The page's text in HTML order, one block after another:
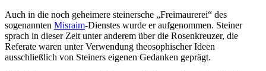
Auch in die noch geheimere steinersche „Freimaurerei“ des
sogenannten Misraim-Dienstes wurde er aufgenommen. Steiner
sprach in dieser Zeit unter anderem über die Rosenkreuzer, die
Referate waren unter Verwendung theosophischer Ideen
ausschließlich von Steiners eigenen Gedanken geprägt.